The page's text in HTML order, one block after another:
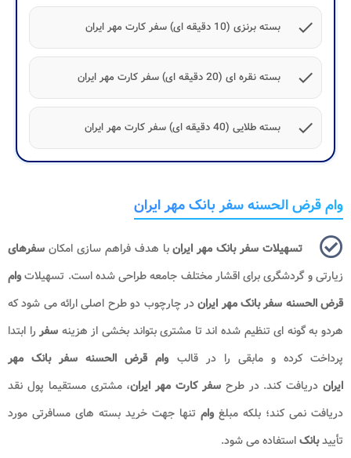
check
بسته برنزی (10 دقیقه ای) سفر کارت مهر ایران
check بسته نقره ای (20 دقیقه ای) سفر کارت مهر ایران
check بسته طلایی (40 دقیقه ای) سفر کارت مهر ایران
وام قرض الحسنه سفر بانک مهر ایران
تسهیلات سفر بانک مهر ایرانبا هدف فراهم سازی امکان سفرهای
زیارتی و گردشگری برای اقشار مختلف جامعه طراحی شده است. تسهیلاتوام
قرض الحسنه سفر بانک مهر ایراندر چارچوب دو طرح اصلی ارائه می شود که
هردو به گونه ای تنظیم شده اند تا مشتری بتواند بخشی از هزینه سفررا ابتدا
پرداخت کرده و مابقی را در قالب وام قرض الحسنه سفر بانک مهر
ایراندریافت کند. در طرحسفر کارت مهر ایران، مشتری مستقیما پول نقد
دریافت نمی کند؛ بلکه مبلغ وام تنها جهت خرید بسته های مسافرتی مورد
تأییدبانکاستفاده می شود.